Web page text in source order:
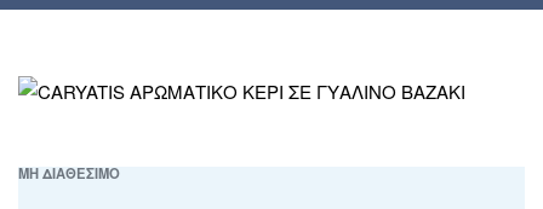
ΜΗ ΔΙΑΘΕΣΙΜΟ